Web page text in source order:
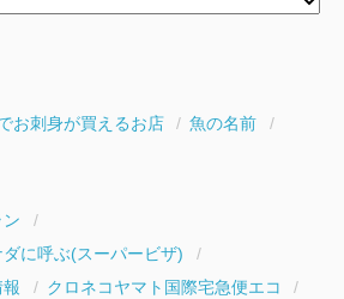
お刺身が買えるお店
魚の名前
に呼ぶ(スーパービザ)
クロネコヤマト国際宅急便エコ